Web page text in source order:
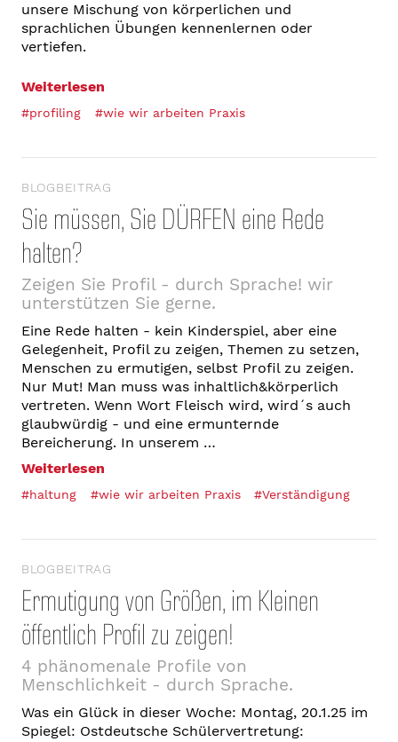
unsere Mischung von körperlichen und
sprachlichen Übungen kennenlernen oder
vertiefen.
Weiterlesen
#profiling #wie wir arbeiten Praxis
BLOGBEITRAG
Sie müssen, Sie DÜRFEN eine Rede
halten?
Zeigen Sie Profil - durch Sprache! wir
unterstützen Sie gerne.
Eine Rede halten - kein Kinderspiel, aber eine
Gelegenheit, Profil zu zeigen, Themen zu setzen,
Menschen zu ermutigen, selbst Profil zu zeigen.
Nur Mut! Man muss was inhaltlich&körperlich
vertreten. Wenn Wort Fleisch wird, wird´s auch
glaubwürdig - und eine ermunternde
Bereicherung. In unserem …
Weiterlesen
#haltung #wie wir arbeiten Praxis #Verständigung
BLOGBEITRAG
Ermutigung von Größen, im Kleinen
öffentlich Profil zu zeigen!
4 phänomenale Profile von
Menschlichkeit - durch Sprache.
Was ein Glück in dieser Woche: Montag, 20.1.25 im
Spiegel: Ostdeutsche Schülervertretung: